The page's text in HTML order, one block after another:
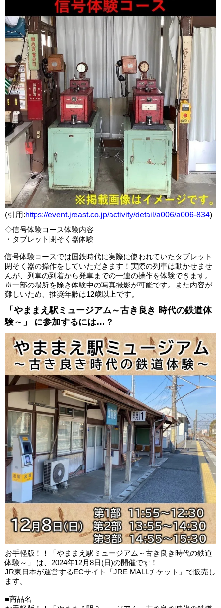
(引用:https://event.jreast.co.jp/activity/detail/a006/a006-834)
◇信号体験コース体験内容
・タブレット閉そく器体験
信号体験コースでは国鉄時代に実際に使われていたタブレット
閉そく器の操作をしていただきます！実際の列車は動かせませ
んが、列車の到着から発車までの一連の操作を体験できます。
※一部の場所を除き体験中の写真撮影が可能です。また内容が
難しいため、推奨年齢は12歳以上です。
「やままえ駅ミュージアム～古き良き 時代の鉄道体
験～」 に参加するには…？
お手軽版！！「やままえ駅ミュージアム～古き良き時代の鉄道
体験～」 は、2024年12月8日(日)の開催です！
JR東日本が運営するECサイト「JRE MALLチケット」で販売し
ます。
■商品名